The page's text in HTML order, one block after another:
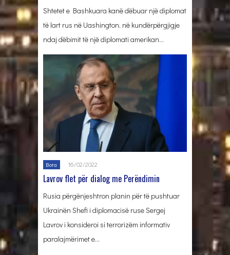
Shtetet e Bashkuara kanë dëbuar një diplomat
të lart rus në Uashington, në kundërpërgjigje
ndaj dëbimit të një diplomati amerikan…
Bota 16/02/2022
Lavrov flet për dialog me Perëndimin
Rusia përgënjeshtron planin për të pushtuar
Ukrainën Shefi i diplomacisë ruse Sergej
Lavrov i konsideroi si terrorizëm informativ
paralajmërimet e…